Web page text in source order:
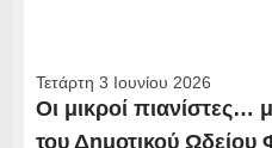
Τετάρτη 3 Ιουνίου 2026
Οι μικροί πιανίστες…
του Δημοτικού Ωδείου